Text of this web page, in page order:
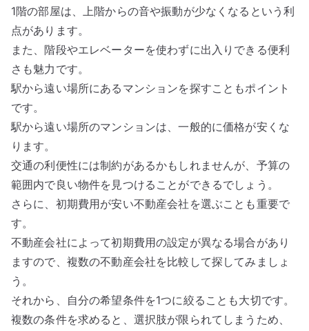
1階の部屋は、上階からの音や振動が少なくなるという利
点があります。
また、階段やエレベーターを使わずに出入りできる便利
さも魅力です。
駅から遠い場所にあるマンションを探すこともポイント
です。
駅から遠い場所のマンションは、一般的に価格が安くな
ります。
交通の利便性には制約があるかもしれませんが、予算の
範囲内で良い物件を見つけることができるでしょう。
さらに、初期費用が安い不動産会社を選ぶことも重要で
す。
不動産会社によって初期費用の設定が異なる場合があり
ますので、複数の不動産会社を比較して探してみましょ
う。
それから、自分の希望条件を1つに絞ることも大切です。
複数の条件を求めると、選択肢が限られてしまうため、